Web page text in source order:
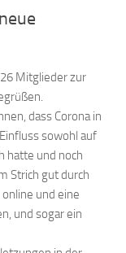
Mitglieder zur
dass Corona in
sowohl auf
hatte und noch
Strich gut durch
und eine
und sogar ein